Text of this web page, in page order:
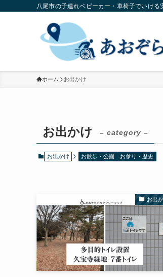
八尾市の子連れベビーカー・車椅子でいけ
ホーム お出かけ
お出かけ – category –
お出かけ お散歩・公園 お参り・歴史
お出